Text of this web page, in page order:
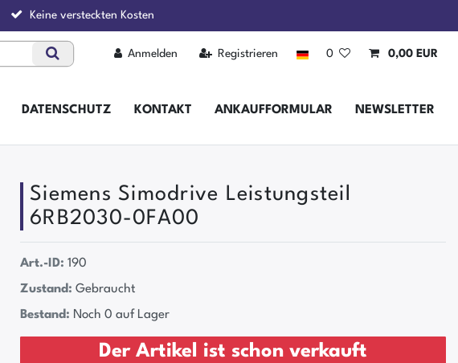
Keine versteckten Kosten
Anmelden Registrieren 0 0,00 EUR
DATENSCHUTZ KONTAKT ANKAUFFORMULAR NEWSLETTER
Siemens Simodrive Leistungsteil
6RB2030-0FA00
Art.-ID: 190
Zustand: Gebraucht
Bestand: Noch 0 auf Lager
Der Artikel ist schon verkauft